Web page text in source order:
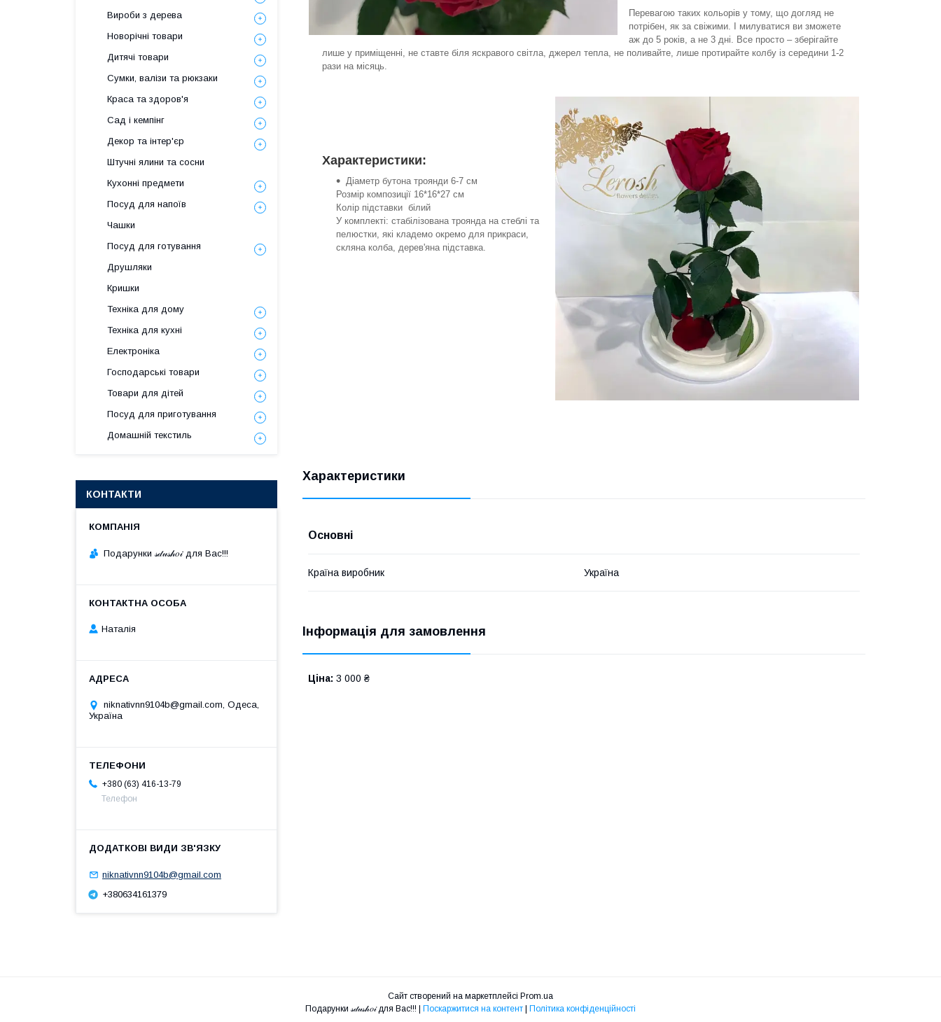
Перевагою таких кольорів у тому, що догляд не
потрібен, як за свіжими. І милуватися ви зможете
аж до 5 років, а не 3 дні. Все просто – зберігайте
лише у приміщенні, не ставте біля яскравого світла, джерел тепла, не поливайте, лише протирайте колбу із середини 1-2
рази на місяць.
Характеристики:
Діаметр бутона троянди 6-7 см
Розмір композиції 16*16*27 см
Колір підставки білий
У комплекті: стабілізована троянда на стеблі та
пелюстки, які кладемо окремо для прикраси,
скляна колба, дерев'яна підставка.
Характеристики
Основні
Країна виробник Україна
Інформація для замовлення
Ціна: 3 000 ₴
Вироби з дерева
Новорічні товари
Дитячі товари
Сумки, валізи та рюкзаки
Краса та здоров'я
Сад і кемпінг
Декор та інтер'єр
Штучні ялини та сосни
Кухонні предмети
Посуд для напоїв
Чашки
Посуд для готування
Друшляки
Кришки
Техніка для дому
Техніка для кухні
Електроніка
Господарські товари
Товари для дітей
Посуд для приготування
Домашній текстиль
КОНТАКТИ
Подарунки 𝓈𝒹𝓊𝓈𝒽𝑜𝒾 для Вас!!!
Наталія
niknativnn9104b@gmail.com, Одеса,
Україна
+380 (63) 416-13-79
Телефон
niknativnn9104b@gmail.com
+380634161379
Сайт створений на маркетплейсі Prom.ua
Поскаржитися на контент Політика конфіденційності